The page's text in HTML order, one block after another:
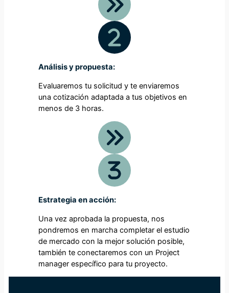
Análisis y propuesta:
Evaluaremos tu solicitud y te enviaremos
una cotización adaptada a tus objetivos en
menos de 3 horas.
Estrategia en acción:
Una vez aprobada la propuesta, nos
pondremos en marcha completar el estudio
de mercado con la mejor solución posible,
también te conectaremos con un Project
manager específico para tu proyecto.